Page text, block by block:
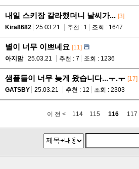
내일 스키장 갈라했더니 날씨가... [3]
Kira8682
25.03.21 추천 : 1 조회 : 1647
별이 너무 이쁘네요 [11]
아지맘
25.03.21 추천 : 7 조회 : 1236
샘플들이 너무 늦게 왔습니다...ㅜ.ㅜ [17]
GATSBY
25.03.21 추천 : 12 조회 : 2303
이 전 < 114 115 116 117